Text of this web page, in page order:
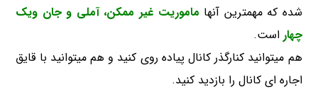
شده که مهمترین آنها ماموریت غیر ممکن، آملی و جان ویک
چهار است.
هم میتوانید کنارگذر کانال پیاده روی کنید و هم میتوانید با قایق
اجاره ای کانال را بازدید کنید.